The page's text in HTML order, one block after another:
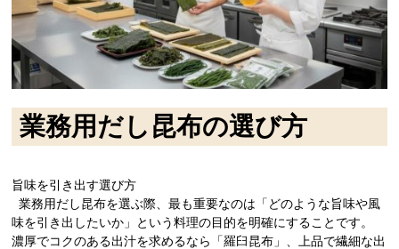
業務用だし昆布の選び方
旨味を引き出す選び方
業務用だし昆布を選ぶ際、最も重要なのは「どのような旨味や風
味を引き出したいか」という料理の目的を明確にすることです。
濃厚でコクのある出汁を求めるなら「羅臼昆布」、上品で繊細な出